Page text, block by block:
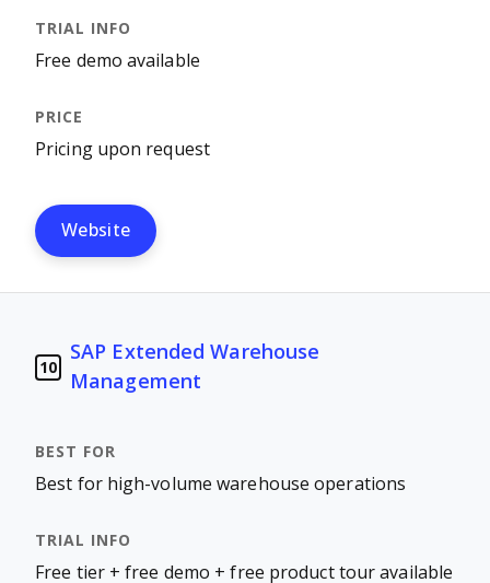
Free demo available
Pricing upon request
Website
10
SAP Extended Warehouse
Management
Best for high-volume warehouse operations
Free tier + free demo + free product tour available